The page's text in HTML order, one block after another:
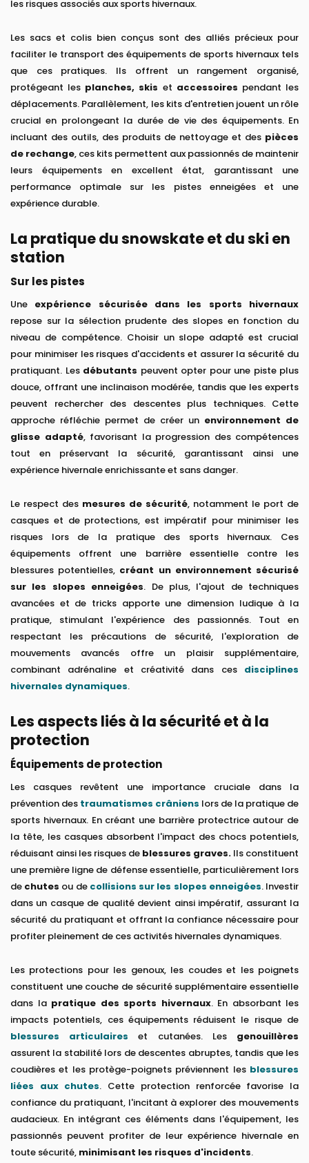
les risques associés aux sports hivernaux.
Les sacs et colis bien conçus sont des alliés précieux pour
faciliter le transport des équipements de sports hivernaux tels
que ces pratiques. Ils offrent un rangement organisé,
protégeant les planches, skis et accessoires pendant les
déplacements. Parallèlement, les kits d'entretien jouent un rôle
crucial en prolongeant la durée de vie des équipements. En
incluant des outils, des produits de nettoyage et des pièces
de rechange, ces kits permettent aux passionnés de maintenir
leurs équipements en excellent état, garantissant une
performance optimale sur les pistes enneigées et une
expérience durable.
La pratique du snowskate et du ski en
station
Sur les pistes
Une expérience sécurisée dans les sports hivernaux
repose sur la sélection prudente des slopes en fonction du
niveau de compétence. Choisir un slope adapté est crucial
pour minimiser les risques d'accidents et assurer la sécurité du
pratiquant. Les débutants peuvent opter pour une piste plus
douce, offrant une inclinaison modérée, tandis que les experts
peuvent rechercher des descentes plus techniques. Cette
approche réfléchie permet de créer un environnement de
glisse adapté, favorisant la progression des compétences
tout en préservant la sécurité, garantissant ainsi une
expérience hivernale enrichissante et sans danger.
Le respect des mesures de sécurité, notamment le port de
casques et de protections, est impératif pour minimiser les
risques lors de la pratique des sports hivernaux. Ces
équipements offrent une barrière essentielle contre les
blessures potentielles, créant un environnement sécurisé
sur les slopes enneigées. De plus, l'ajout de techniques
avancées et de tricks apporte une dimension ludique à la
pratique, stimulant l'expérience des passionnés. Tout en
respectant les précautions de sécurité, l'exploration de
mouvements avancés offre un plaisir supplémentaire,
combinant adrénaline et créativité dans ces disciplines
hivernales dynamiques.
Les aspects liés à la sécurité et à la
protection
Équipements de protection
Les casques revêtent une importance cruciale dans la
prévention des traumatismes crâniens lors de la pratique de
sports hivernaux. En créant une barrière protectrice autour de
la tête, les casques absorbent l'impact des chocs potentiels,
réduisant ainsi les risques de blessures graves. Ils constituent
une première ligne de défense essentielle, particulièrement lors
de chutes ou de collisions sur les slopes enneigées. Investir
dans un casque de qualité devient ainsi impératif, assurant la
sécurité du pratiquant et offrant la confiance nécessaire pour
profiter pleinement de ces activités hivernales dynamiques.
Les protections pour les genoux, les coudes et les poignets
constituent une couche de sécurité supplémentaire essentielle
dans la pratique des sports hivernaux. En absorbant les
impacts potentiels, ces équipements réduisent le risque de
blessures articulaires et cutanées. Les genouillères
assurent la stabilité lors de descentes abruptes, tandis que les
coudières et les protège-poignets préviennent les blessures
liées aux chutes. Cette protection renforcée favorise la
confiance du pratiquant, l'incitant à explorer des mouvements
audacieux. En intégrant ces éléments dans l'équipement, les
passionnés peuvent profiter de leur expérience hivernale en
toute sécurité, minimisant les risques d'incidents.